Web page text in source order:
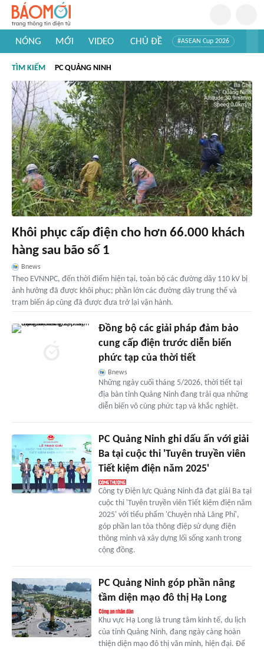
NÓNG MỚI VIDEO CHỦ ĐỀ #ASEAN Cup 2026
#Khám phá thế giới
TÌM KIẾM PC QUẢNG NINH
Khôi phục cấp điện cho hơn 66.000 khách
hàng sau bão số 1
Bnews
Theo EVNNPC, đến thời điểm hiện tại, toàn bộ các đường dây 110 kV bị
ảnh hưởng đã được khôi phục; phần lớn các đường dây trung thế và
trạm biến áp cũng đã được đưa trở lại vận hành.
Đồng bộ các giải pháp đảm bảo
cung cấp điện trước diễn biến
phức tạp của thời tiết
Bnews
Những ngày cuối tháng 5/2026, thời tiết tại
địa bàn tỉnh Quảng Ninh đang trải qua những
diễn biến vô cùng phức tạp và khắc nghiệt.
PC Quảng Ninh ghi dấu ấn với giải
Ba tại cuộc thi 'Tuyên truyền viên
Tiết kiệm điện năm 2025'
Công ty Điện lực Quảng Ninh đã đạt giải Ba tại
cuộc thi 'Tuyên truyền viên Tiết kiệm điện năm
2025' với tiểu phẩm 'Chuyện nhà Lãng Phí',
góp phần lan tỏa thông điệp sử dụng điện
thông minh và xây dựng lối sống xanh trong
cộng đồng.
PC Quảng Ninh góp phần nâng
tầm diện mạo đô thị Hạ Long
Khu vực Hạ Long là trung tâm kinh tế, du lịch
của tỉnh Quảng Ninh, đang ngày càng hoàn
thiện diện mạo đô thị văn minh, hiện đại. Để